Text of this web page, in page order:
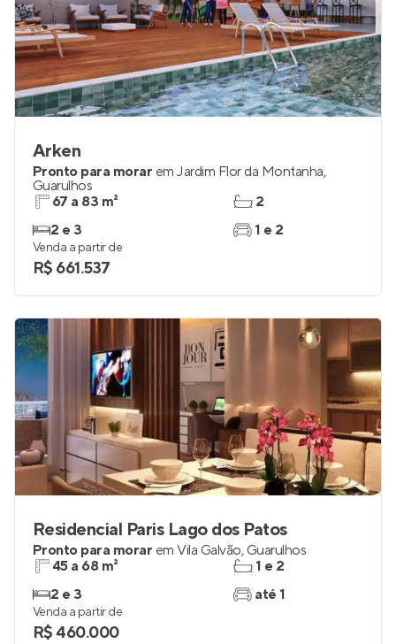
Arken
Pronto para morar em Jardim Flor da Montanha,
Guarulhos
67 a 83 m²
2 e 3
2
1 e 2
Venda a partir de
R$ 661.537
Residencial Paris Lago dos Patos
Pronto para morar em Vila Galvão, Guarulhos
45 a 68 m²
2 e 3
1 e 2
até 1
Venda a partir de
R$ 460.000